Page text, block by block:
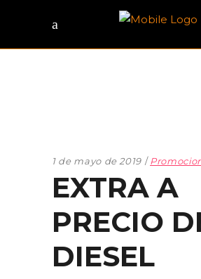
1 de mayo de 2019
EXTRA A
PRECIO
DIESEL